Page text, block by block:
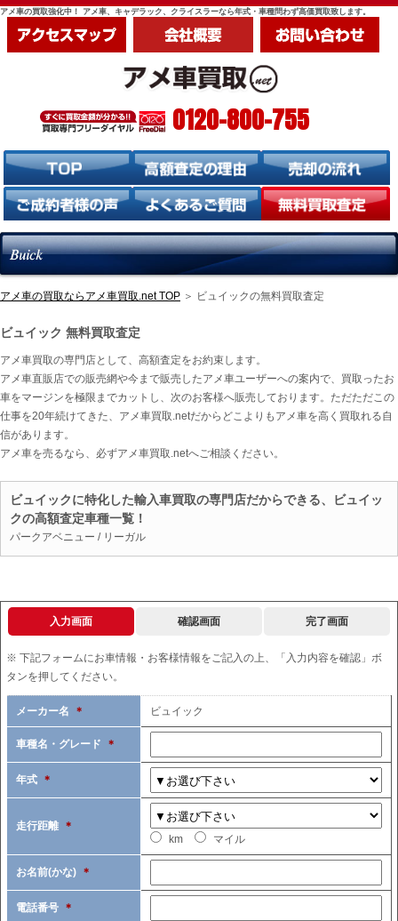
アメ車の買取強化中！ アメ車、キャデラック、クライスラーなら年式・車種問わず高価買取致します。
0120-800-755
アメ車の買取ならアメ車買取.net TOP ＞ ビュイックの無料買取査定
ビュイック 無料買取査定
アメ車買取の専門店として、高額査定をお約束します。
アメ車直販店での販売網や今まで販売したアメ車ユーザーへの案内で、買取ったお
車をマージンを極限までカットし、次のお客様へ販売しております。ただただこの
仕事を20年続けてきた、アメ車買取.netだからどこよりもアメ車を高く買取れる自
信があります。
アメ車を売るなら、必ずアメ車買取.netへご相談ください。
ビュイックに特化した輸入車買取の専門店だからできる、ビュイッ
クの高額査定車種一覧！
パークアベニュー / リーガル
入力画面 確認画面 完了画面
※ 下記フォームにお車情報・お客様情報をご記入の上、「入力内容を確認」ボ
タンを押してください。
メーカー名 ＊ ビュイック
車種名・グレード ＊
年式 ＊
走行距離 ＊
km
マイル
お名前(かな) ＊
電話番号 ＊